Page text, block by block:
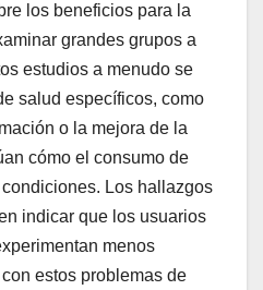
los beneficios para la
grandes grupos a
estudios a menudo se
salud específicos, como
o la mejora de la
cómo el consumo de
Los hallazgos
indicar que los usuarios
menos
estos problemas de